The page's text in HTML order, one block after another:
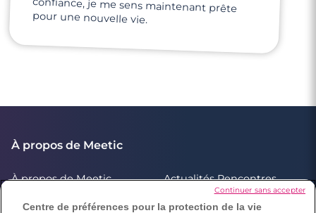
pour une nouvelle vie.
À propos de Meetic
À propos de Meetic
Actualités Rencontres
Actualité de Meetic
Centre de préférences pour la protection de la vie
Continuer sans accepter